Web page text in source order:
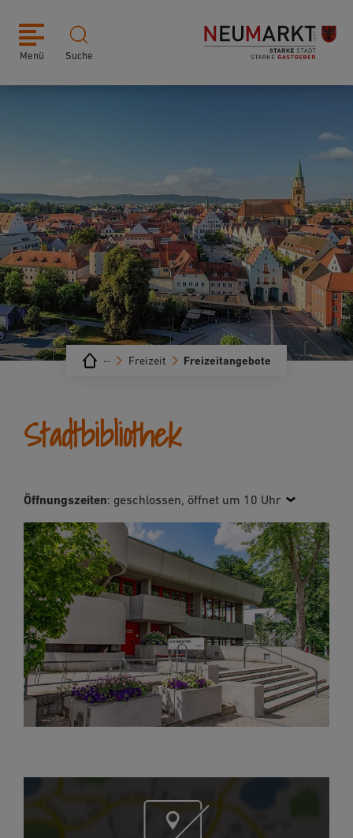
Menü Suche
Freizeitangebote
Freizeit
···
Stadtbibliothek
Öffnungszeiten: geschlossen, öffnet um 10 Uhr